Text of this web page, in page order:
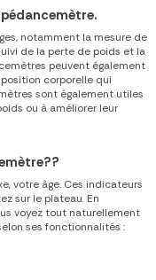
notamment la mesure de
de la perte de poids et la
peuvent également
corporelle qui
sont également utiles
ou à améliorer leur
?
votre âge. Ces indicateurs
sur le plateau. En
voyez tout naturellement
ses fonctionnalités :